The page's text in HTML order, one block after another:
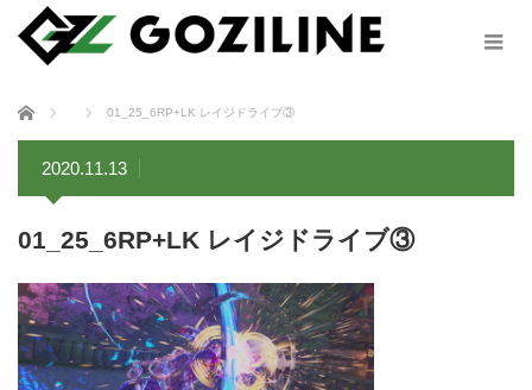
ホーム 01_25_6RP+LK レイジドライブ③
2020.11.13
01_25_6RP+LK レイジドライブ③